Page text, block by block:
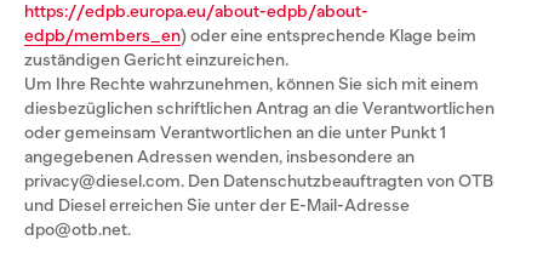
https://edpb.europa.eu/about-edpb/about-
edpb/members_en) oder eine entsprechende Klage beim
zuständigen Gericht einzureichen.
Um Ihre Rechte wahrzunehmen, können Sie sich mit einem
diesbezüglichen schriftlichen Antrag an die Verantwortlichen
oder gemeinsam Verantwortlichen an die unter Punkt 1
angegebenen Adressen wenden, insbesondere an
privacy@diesel.com. Den Datenschutzbeauftragten von OTB
und Diesel erreichen Sie unter der E-Mail-Adresse
dpo@otb.net.